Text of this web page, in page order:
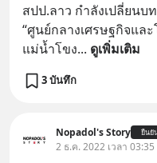
สปป.ลาว กำลังเปลี่ยนบ
“ศูนย์กลางเศรษฐกิจแล
แม่น้ำโขง... ดูเพิ่มเติม
3 บันทึก
Nopadol's Story ยืนยั
2 ธ.ค. 2022 เวลา